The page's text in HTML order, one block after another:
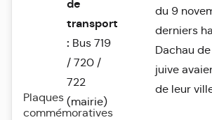
Plaques
commémoratives
de
transport
: Bus 719
/ 720 /
722
(mairie)
du 9
derniers
Dachau
juive
de leur